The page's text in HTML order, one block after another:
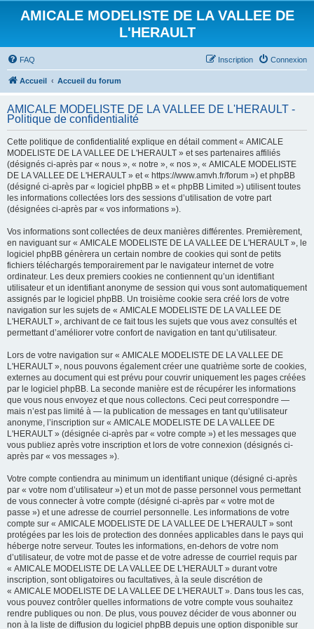
AMICALE MODELISTE DE LA VALLEE DE
L'HERAULT
FAQ Connexion
Inscription
Accueil Accueil du forum
AMICALE MODELISTE DE LA VALLEE DE L'HERAULT -
Politique de confidentialité
Cette politique de confidentialité explique en détail comment « AMICALE
MODELISTE DE LA VALLEE DE L'HERAULT » et ses partenaires affiliés
(désignés ci-après par « nous », « notre », « nos », « AMICALE MODELISTE
DE LA VALLEE DE L'HERAULT » et « https://www.amvh.fr/forum ») et phpBB
(désigné ci-après par « logiciel phpBB » et « phpBB Limited ») utilisent toutes
les informations collectées lors des sessions d’utilisation de votre part
(désignées ci-après par « vos informations »).
Vos informations sont collectées de deux manières différentes. Premièrement,
en naviguant sur « AMICALE MODELISTE DE LA VALLEE DE L'HERAULT », le
logiciel phpBB génèrera un certain nombre de cookies qui sont de petits
fichiers téléchargés temporairement par le navigateur internet de votre
ordinateur. Les deux premiers cookies ne contiennent qu’un identifiant
utilisateur et un identifiant anonyme de session qui vous sont automatiquement
assignés par le logiciel phpBB. Un troisième cookie sera créé lors de votre
navigation sur les sujets de « AMICALE MODELISTE DE LA VALLEE DE
L'HERAULT », archivant de ce fait tous les sujets que vous avez consultés et
permettant d’améliorer votre confort de navigation en tant qu’utilisateur.
Lors de votre navigation sur « AMICALE MODELISTE DE LA VALLEE DE
L'HERAULT », nous pouvons également créer une quatrième sorte de cookies,
externes au document qui est prévu pour couvrir uniquement les pages créées
par le logiciel phpBB. La seconde manière est de récupérer les informations
que vous nous envoyez et que nous collectons. Ceci peut correspondre —
mais n’est pas limité à — la publication de messages en tant qu’utilisateur
anonyme, l’inscription sur « AMICALE MODELISTE DE LA VALLEE DE
L'HERAULT » (désignée ci-après par « votre compte ») et les messages que
vous publiez après votre inscription et lors de votre connexion (désignés ci-
après par « vos messages »).
Votre compte contiendra au minimum un identifiant unique (désigné ci-après
par « votre nom d’utilisateur ») et un mot de passe personnel vous permettant
de vous connecter à votre compte (désigné ci-après par « votre mot de
passe ») et une adresse de courriel personnelle. Les informations de votre
compte sur « AMICALE MODELISTE DE LA VALLEE DE L'HERAULT » sont
protégées par les lois de protection des données applicables dans le pays qui
héberge notre serveur. Toutes les informations, en-dehors de votre nom
d’utilisateur, de votre mot de passe et de votre adresse de courriel requis par
« AMICALE MODELISTE DE LA VALLEE DE L'HERAULT » durant votre
inscription, sont obligatoires ou facultatives, à la seule discrétion de
« AMICALE MODELISTE DE LA VALLEE DE L'HERAULT ». Dans tous les cas,
vous pouvez contrôler quelles informations de votre compte vous souhaitez
rendre publiques ou non. De plus, vous pouvez décider de vous abonner ou
non à la liste de diffusion du logiciel phpBB depuis une option disponible sur